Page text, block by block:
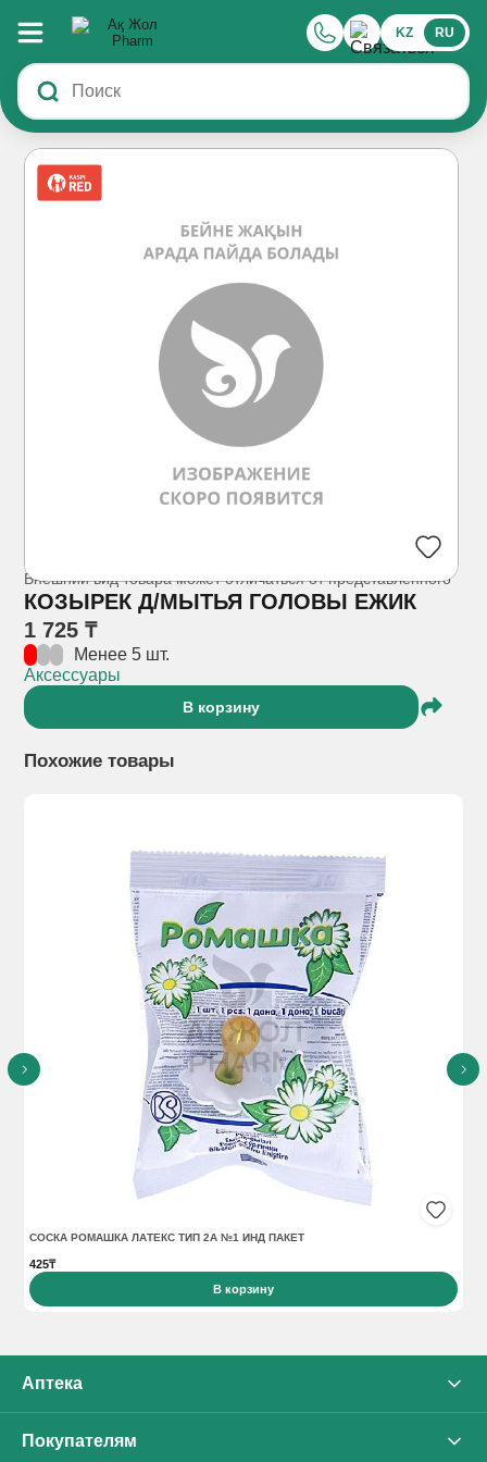
KZ RU
Внешний вид товара может отличаться от представленного
КОЗЫРЕК Д/МЫТЬЯ ГОЛОВЫ ЕЖИК
1 725 ₸
Менее 5 шт.
Аксессуары
В корзину
Похожие товары
СОСКА РОМАШКА ЛАТЕКС ТИП 2А №1 ИНД ПАКЕТ
425₸
В корзину
Аптека
О нас
Покупателям